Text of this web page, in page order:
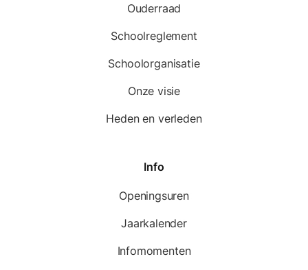
Ouderraad
Schoolreglement
Schoolorganisatie
Onze visie
Heden en verleden
Info
Openingsuren
Jaarkalender
Infomomenten